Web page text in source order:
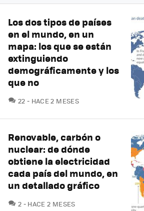
Los dos tipos de países
en el mundo, en un
mapa: los que se están
extinguiendo
demográficamente y los
que no
22 COMENTARIOS
HACE 2 MESES
Renovable, carbón o
nuclear: de dónde
obtiene la electricidad
cada país del mundo, en
un detallado gráfico
2 COMENTARIOS
HACE 2 MESES